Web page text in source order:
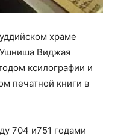
храме
Виджая
ксилографии и
печатной книги в
704 и751 годами